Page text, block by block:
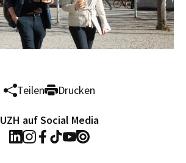
Teilen Drucken
UZH auf Social Media